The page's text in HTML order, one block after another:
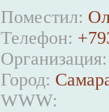
Поместил:
Телефон:
Организация:
Город:
WWW: